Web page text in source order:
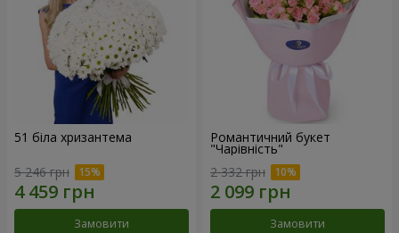
51 біла хризантема
5 246 грн
Замовити
Романтичний букет
"Чарівність"
2 332 грн
Замовити